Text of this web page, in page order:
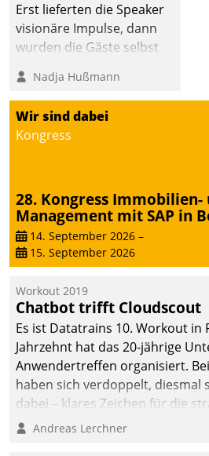
Erst lieferten die Speaker
visionäre Impulse, dann
wurden die Gäste selbst
methodisch
Vernetzungsideen fürs
Quartier. Dazwischen
zeigte Datatrain, was es
Nadja Hußmann
Wir sind dabei
Kongress
28. Kongress
Management mit SAP in
14. September 2026 –
15. September 2026
Workout 2019
Chatbot trifft Cloudscout
Es ist Datatrains 10. Workout in
Jahrzehnt hat das 20-jährige
Anwendertreffen organisiert.
haben sich verdoppelt, diesmal
dabei – klares Zeichen für die
Fokussierung auf den Kunden.
Andreas Lerchner